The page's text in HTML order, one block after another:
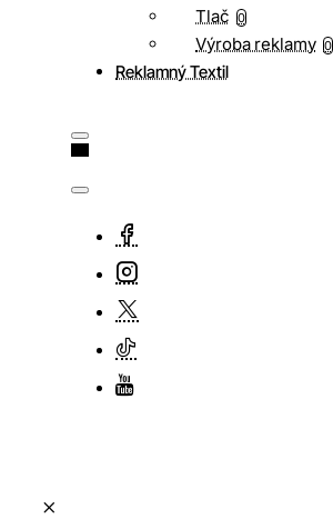
Tlač 0
Výroba reklamy 0
Reklamný Textil